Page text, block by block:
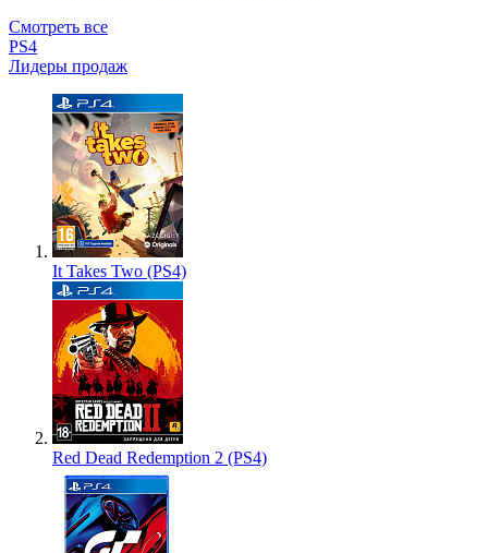
Смотреть все
PS4
Лидеры продаж
It Takes Two (PS4)
Red Dead Redemption 2 (PS4)